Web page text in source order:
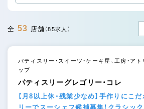
全 53 店舗 （85求人）
パティスリー・スイーツ・ケーキ屋、工房・ア
ップ
パティスリーグレゴリー・コレ
【月8以上休・残業少なめ】手作りにこ
リーでスーシェフ候補募集！クラシッ